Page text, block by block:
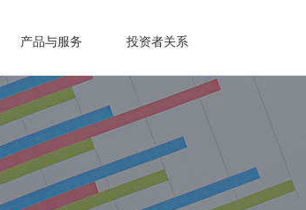
产品与服务 投资者关系